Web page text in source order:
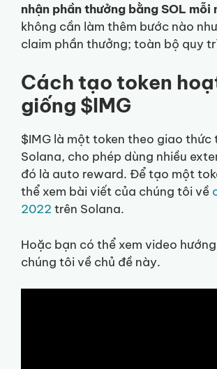
nhận phần thưởng bằng SOL mỗi
không cần làm thêm bước nào
claim phần thưởng; toàn bộ quy
Cách tạo token
giống $IMG
$IMG là một token theo giao
Solana, cho phép dùng nhiều
đó là auto reward. Để tạo một
thể xem bài viết của chúng tôi về
2022 trên Solana.
Hoặc bạn có thể xem video
chúng tôi về chủ đề này.